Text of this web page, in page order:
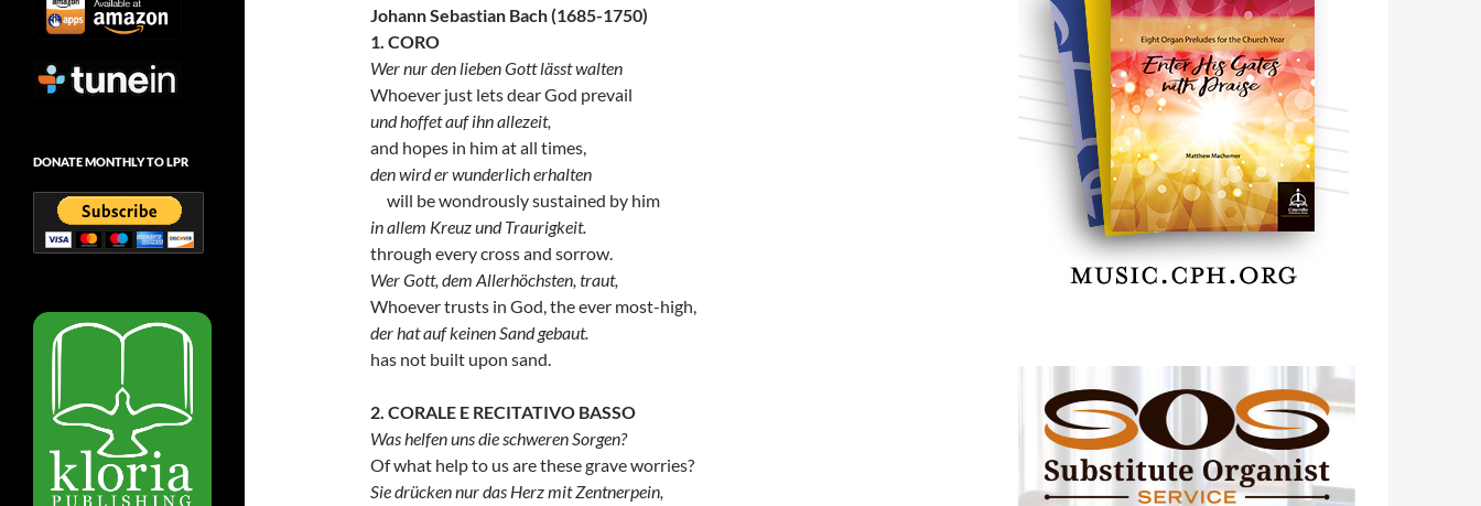
Johann Sebastian Bach (1685-1750)
1. CORO
Wer nur den lieben Gott lässt walten
Whoever just lets dear God prevail
und hoffet auf ihn allezeit,
and hopes in him at all times,
den wird er wunderlich erhalten
will be wondrously sustained by him
in allem Kreuz und Traurigkeit.
through every cross and sorrow.
Wer Gott, dem Allerhöchsten, traut,
Whoever trusts in God, the ever most-high,
der hat auf keinen Sand gebaut.
has not built upon sand.
2. CORALE E RECITATIVO BASSO
Was helfen uns die schweren Sorgen?
Of what help to us are these grave worries?
Sie drücken nur das Herz mit Zentnerpein,
DONATE MONTHLY TO LPR